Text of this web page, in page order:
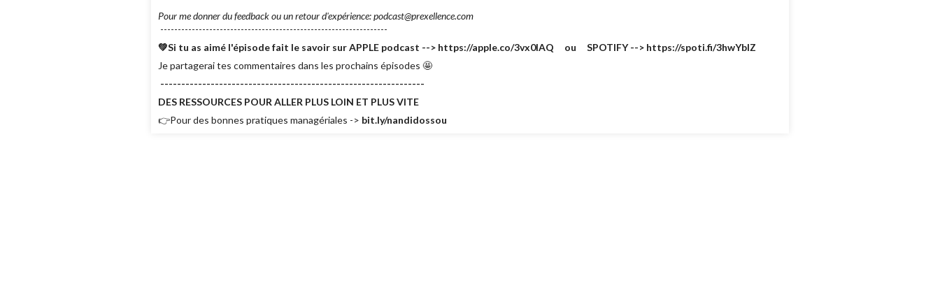
Pour me donner du feedback ou un retour d'expérience: podcast@prexellence.com
-----------------------------------------------------------------
💚Si tu as aimé l'épisode fait le savoir sur APPLE podcast --> https://apple.co/3vx0lAQ ou SPOTIFY --> https://spoti.fi/3hwYbIZ
Je partagerai tes commentaires dans les prochains épisodes 🤩
---------------------------------------------------------------
DES RESSOURCES POUR ALLER PLUS LOIN ET PLUS VITE
👉Pour des bonnes pratiques managériales -> bit.ly/nandidossou